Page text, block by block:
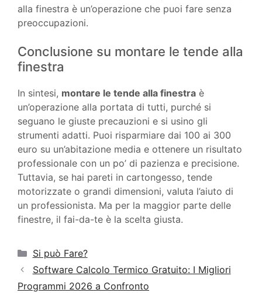
alla finestra è un’operazione che puoi fare senza
preoccupazioni.
Conclusione su montare le tende alla
finestra
In sintesi, montare le tende alla finestra è
un’operazione alla portata di tutti, purché si
seguano le giuste precauzioni e si usino gli
strumenti adatti. Puoi risparmiare dai 100 ai 300
euro su un’abitazione media e ottenere un risultato
professionale con un po’ di pazienza e precisione.
Tuttavia, se hai pareti in cartongesso, tende
motorizzate o grandi dimensioni, valuta l’aiuto di
un professionista. Ma per la maggior parte delle
finestre, il fai-da-te è la scelta giusta.
Categorie
Si può Fare?
Software Calcolo Termico Gratuito: I Migliori
Programmi 2026 a Confronto